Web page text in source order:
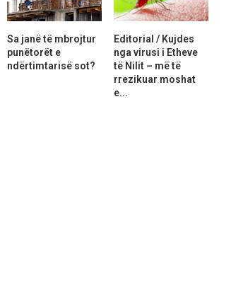
Sa janë të mbrojtur
punëtorët e
ndërtimtarisë sot?
Editorial / Kujdes
nga virusi i Etheve
të Nilit – më të
rrezikuar moshat
e...